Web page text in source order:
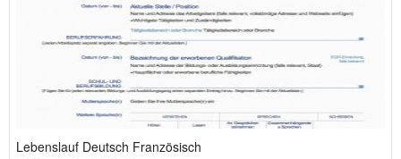
Lebenslauf Deutsch Französisch